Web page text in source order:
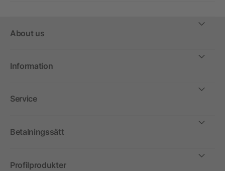
About us
Information
Service
Betalningssätt
Profilprodukter